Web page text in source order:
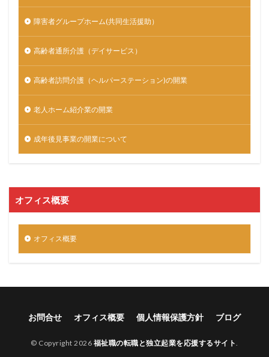
障害者グループホーム(共同生活援助）
高齢者通所介護（デイサービス）
高齢者訪問介護（ヘルパーステーション)の開業
老人ホーム紹介業の開業
成年後見事業の開業について
オフィス概要
オフィス概要
お問合せ オフィス概要 個人情報保護方針 ブログ
© Copyright 2026 福祉職の転職と独立起業を応援するサイト.